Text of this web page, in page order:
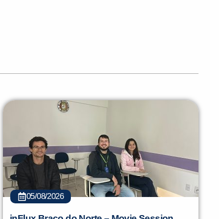
05/08/2026